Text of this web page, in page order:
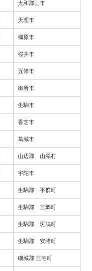
大和郡山市
天理市
橿原市
桜井市
五條市
御所市
生駒市
香芝市
葛城市
山辺郡 山添村
宇陀市
生駒郡 平群町
生駒郡 三郷町
生駒郡 斑鳩町
生駒郡 安堵町
磯城郡 三宅町